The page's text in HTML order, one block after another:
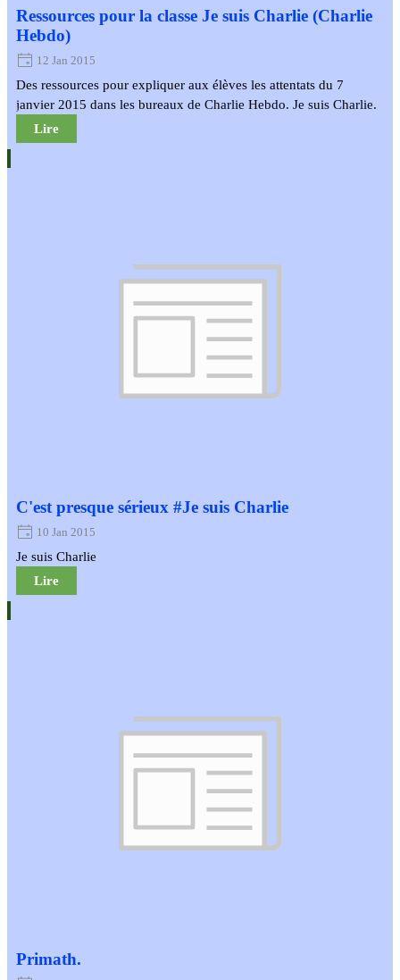
Ressources pour la classe Je suis Charlie (Charlie
Hebdo)
12 Jan 2015
Des ressources pour expliquer aux élèves les attentats du 7
janvier 2015 dans les bureaux de Charlie Hebdo. Je suis Charlie.
Lire
C'est presque sérieux #Je suis Charlie
10 Jan 2015
Je suis Charlie
Lire
Primath.